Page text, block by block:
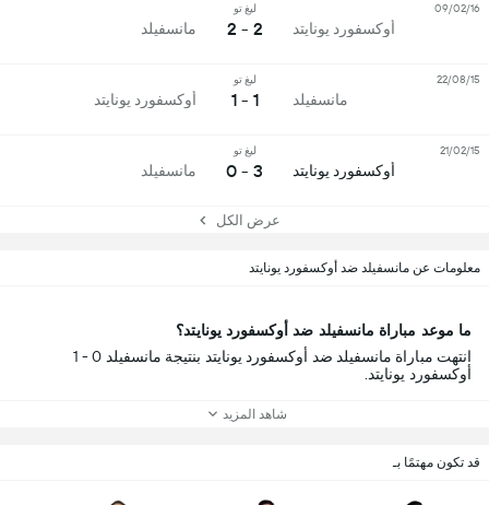
أوكسفورد يونايتد
ليغ تو
2 - 2 مانسفيلد
09/02/16
مانسفيلد
ليغ تو
1 - 1 أوكسفورد يونايتد
22/08/15
أوكسفورد يونايتد
ليغ تو
3 - 0 مانسفيلد
21/02/15
عرض الكل
معلومات عن مانسفيلد ضد أوكسفورد يونايتد
ما موعد مباراة مانسفيلد ضد أوكسفورد يونايتد؟
انتهت مباراة مانسفيلد ضد أوكسفورد يونايتد بنتيجة مانسفيلد 0 - 1
أوكسفورد يونايتد.
شاهد المزيد
قد تكون مهتمًا بـ